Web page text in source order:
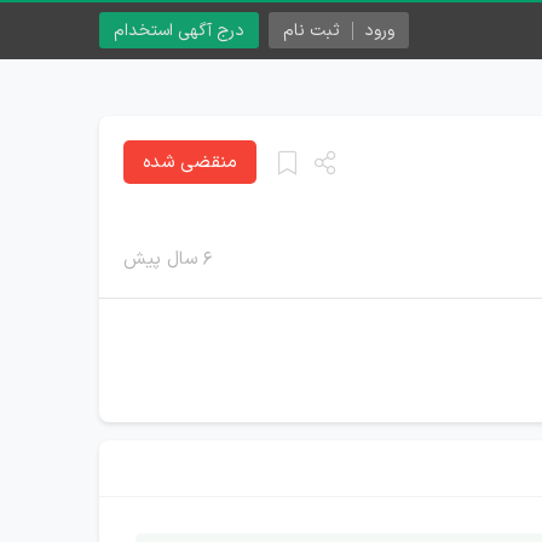
درج آگهی استخدام ورود ثبت نام
۶ سال پیش
منقضی شده